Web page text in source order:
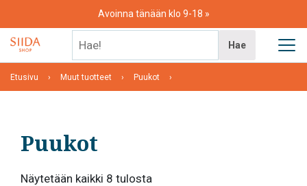
content
Avoinna tänään klo 9-18
Hae
Etusivu Muut tuotteet Puukot
Puukot
Näytetään kaikki 8 tulosta